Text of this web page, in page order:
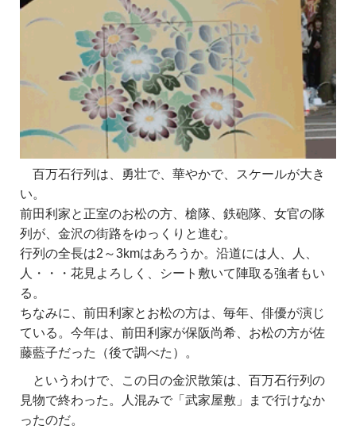
百万石行列は、勇壮で、華やかで、スケールが大き
い。
前田利家と正室のお松の方、槍隊、鉄砲隊、女官の隊
列が、金沢の街路をゆっくりと進む。
行列の全長は2～3kmはあろうか。沿道には人、人、
人・・・花見よろしく、シート敷いて陣取る強者もい
る。
ちなみに、前田利家とお松の方は、毎年、俳優が演じ
ている。今年は、前田利家が保阪尚希、お松の方が佐
藤藍子だった（後で調べた）。
というわけで、この日の金沢散策は、百万石行列の
見物で終わった。人混みで「武家屋敷」まで行けなか
ったのだ。